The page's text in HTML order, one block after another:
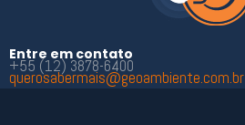
Entre em contato
+55 (12) 3878-6400
querosabermais@geoambiente.com.br